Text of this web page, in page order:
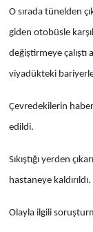
O sırada tünelden
giden otobüsle
değiştirmeye
viyadükteki
Çevredekilerin
edildi.
Sıkıştığı yerden
hastaneye kaldırıldı.
Olayla ilgili